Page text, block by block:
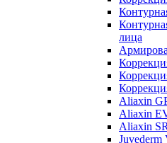
лица
Aliaxin
Aliaxin
Aliaxin SR
Juvederm